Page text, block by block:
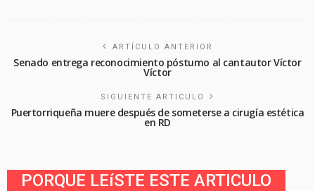
ARTÍCULO ANTERIOR
Senado entrega reconocimiento póstumo al cantautor Víctor
Víctor
SIGUIENTE ARTICULO
Puertorriqueña muere después de someterse a cirugía estética
en RD
PORQUE LEíSTE ESTE ARTICULO